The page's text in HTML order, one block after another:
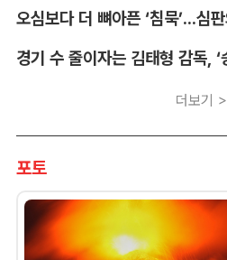
더보기 >
포토